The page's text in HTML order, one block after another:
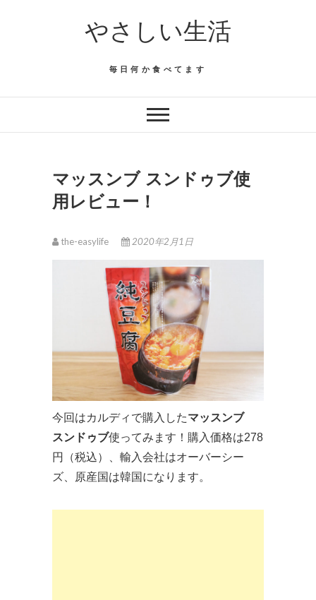
やさしい生活
毎日何か食べてます
マッスンブ スンドゥブ使
用レビュー！
the-easylife 2020年2月1日
今回はカルディで購入したマッスンブ
スンドゥブ使ってみます！購入価格は278
円（税込）、輸入会社はオーバーシー
ズ、原産国は韓国になります。